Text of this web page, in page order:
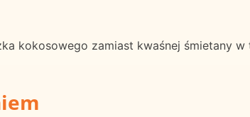
kokosowego zamiast kwaśnej śmietany